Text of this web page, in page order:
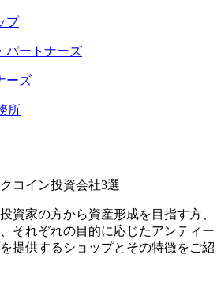
プ
パートナーズ
ーズ
所
コイン投資会社3選
資家の方から資産形成を目指す方、
それぞれの目的に応じたアンティー
提供するショップとその特徴をご紹